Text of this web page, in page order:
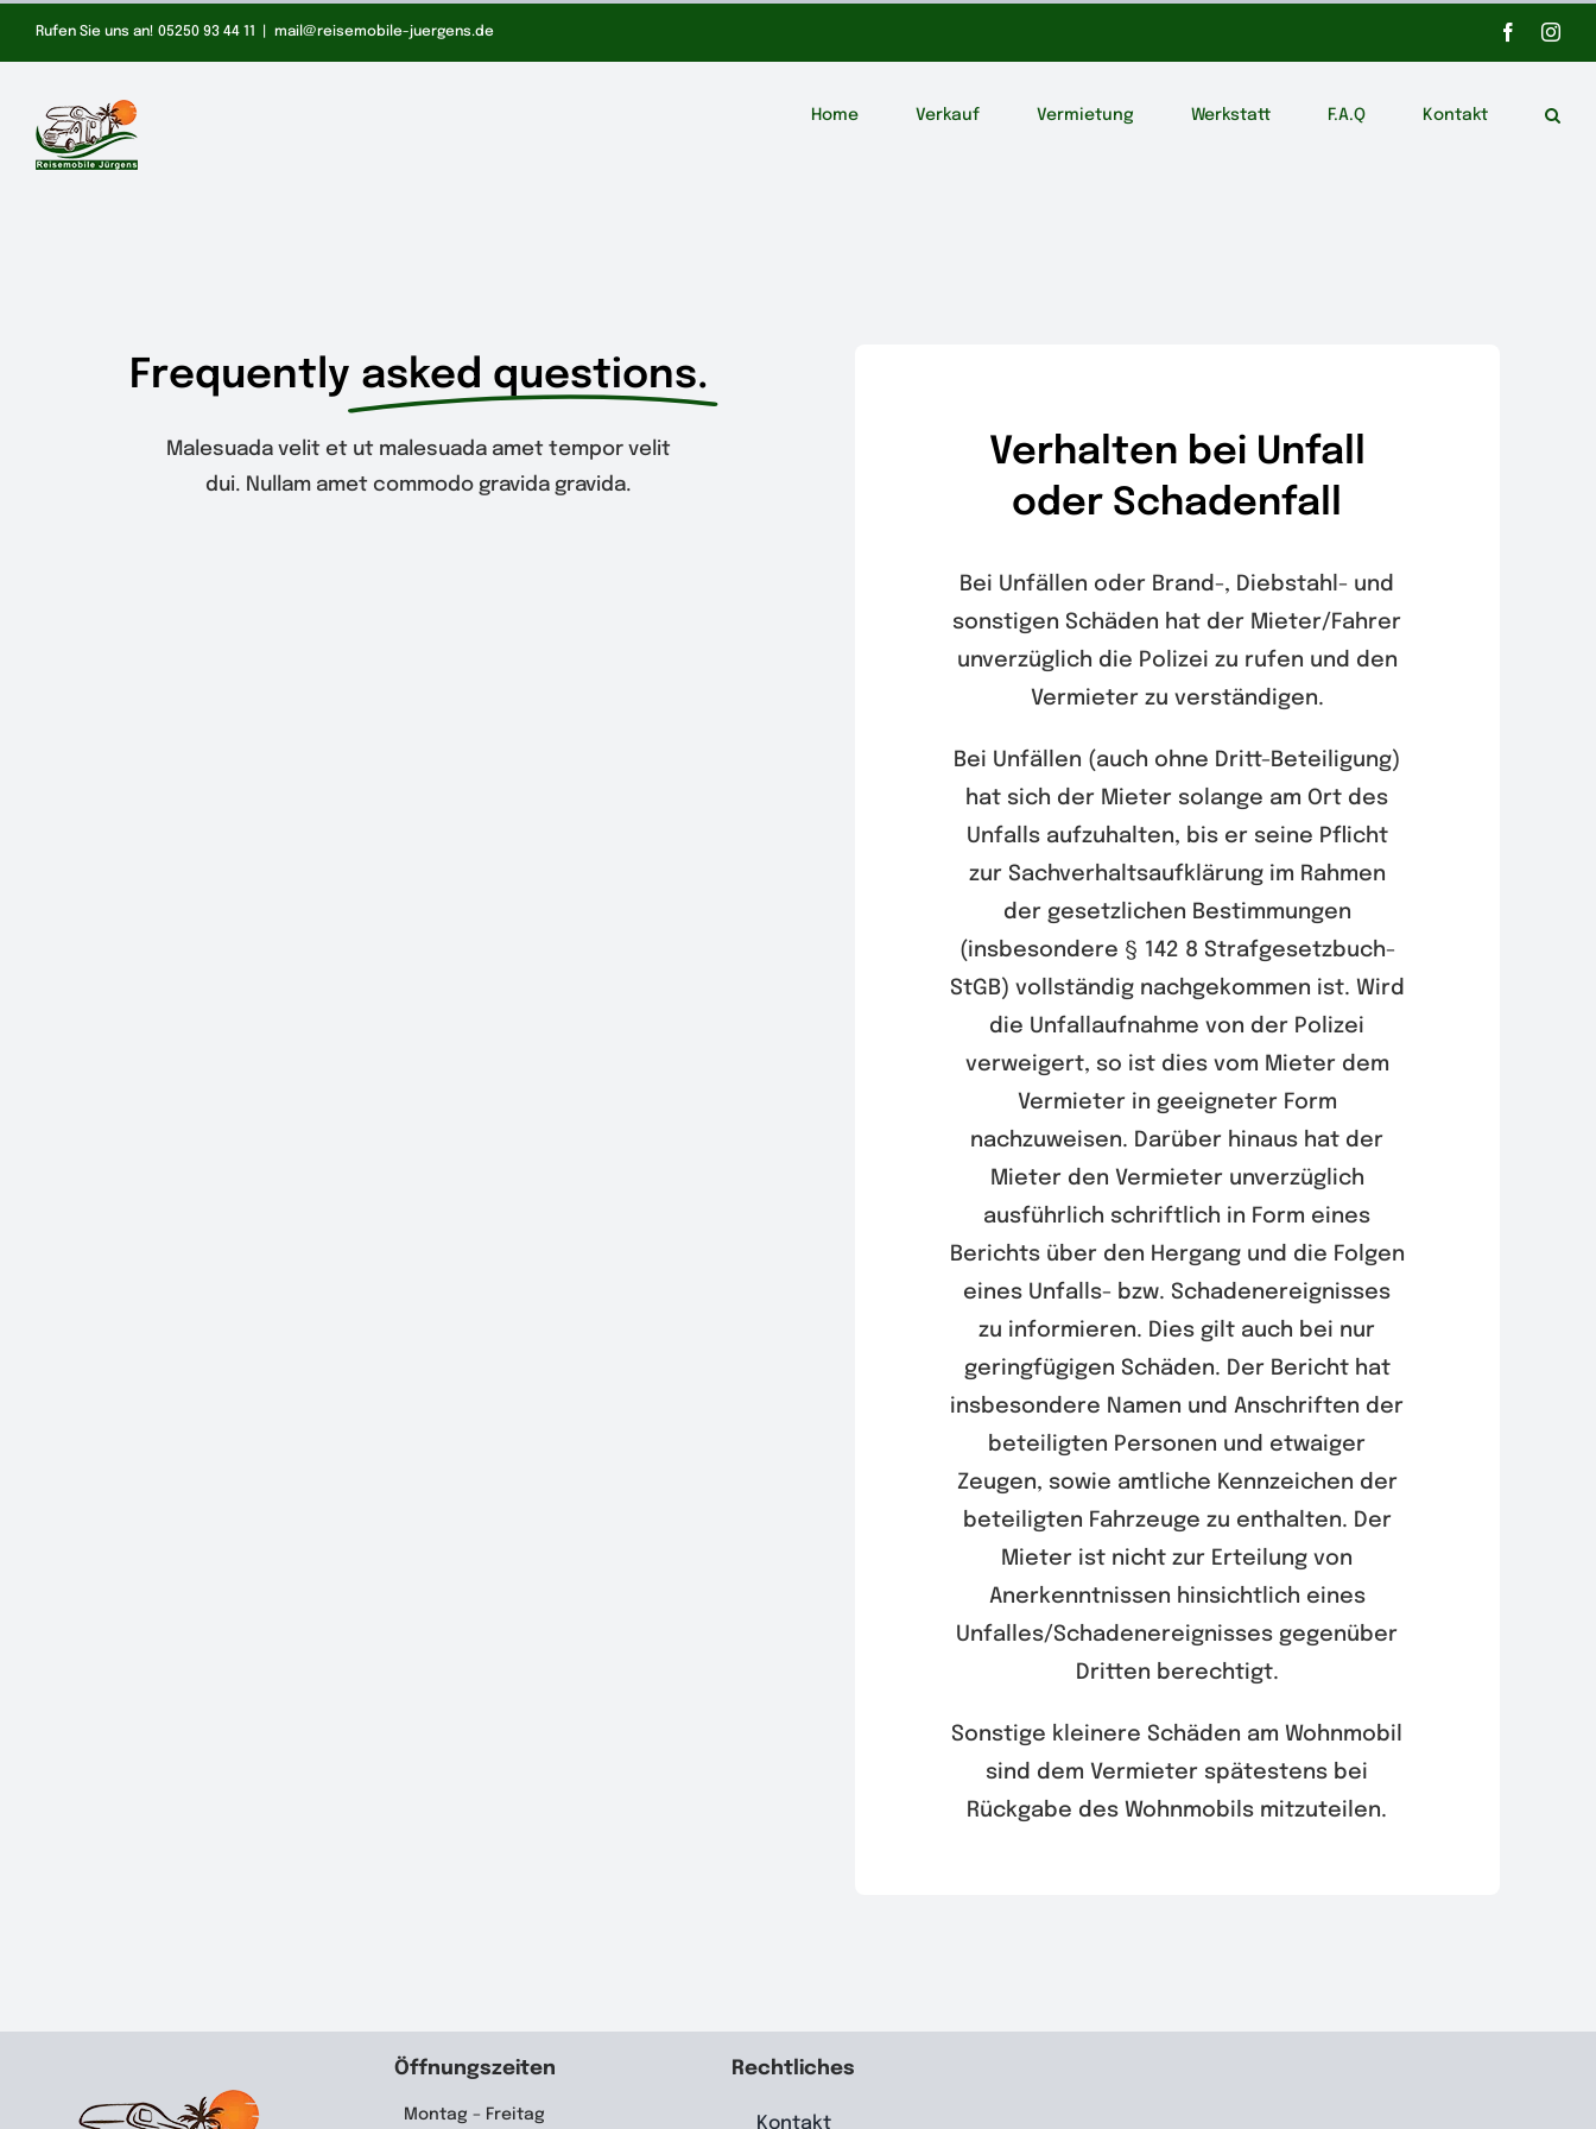
Rufen Sie uns an! 05250 93 44 11 mail@reisemobile-juergens.de Facebook
Home Verkauf Vermietung Werkstatt F.A.Q Kontakt
Frequently asked questions.
Malesuada velit et ut malesuada amet tempor velit
dui. Nullam amet commodo gravida gravida.
Verhalten bei Unfall
oder Schadenfall
Bei Unfällen oder Brand-, Diebstahl- und
sonstigen Schäden hat der Mieter/Fahrer
unverzüglich die Polizei zu rufen und den
Vermieter zu verständigen.
Bei Unfällen (auch ohne Dritt-Beteiligung)
hat sich der Mieter solange am Ort des
Unfalls aufzuhalten, bis er seine Pflicht
zur Sachverhaltsaufklärung im Rahmen
der gesetzlichen Bestimmungen
(insbesondere § 142 8 Strafgesetzbuch-
StGB) vollständig nachgekommen ist. Wird
die Unfallaufnahme von der Polizei
verweigert, so ist dies vom Mieter dem
Vermieter in geeigneter Form
nachzuweisen. Darüber hinaus hat der
Mieter den Vermieter unverzüglich
ausführlich schriftlich in Form eines
Berichts über den Hergang und die Folgen
eines Unfalls- bzw. Schadenereignisses
zu informieren. Dies gilt auch bei nur
geringfügigen Schäden. Der Bericht hat
insbesondere Namen und Anschriften der
beteiligten Personen und etwaiger
Zeugen, sowie amtliche Kennzeichen der
beteiligten Fahrzeuge zu enthalten. Der
Mieter ist nicht zur Erteilung von
Anerkenntnissen hinsichtlich eines
Unfalles/Schadenereignisses gegenüber
Dritten berechtigt.
Sonstige kleinere Schäden am Wohnmobil
sind dem Vermieter spätestens bei
Rückgabe des Wohnmobils mitzuteilen.
Öffnungszeiten
Montag – Freitag
Rechtliches
Kontakt